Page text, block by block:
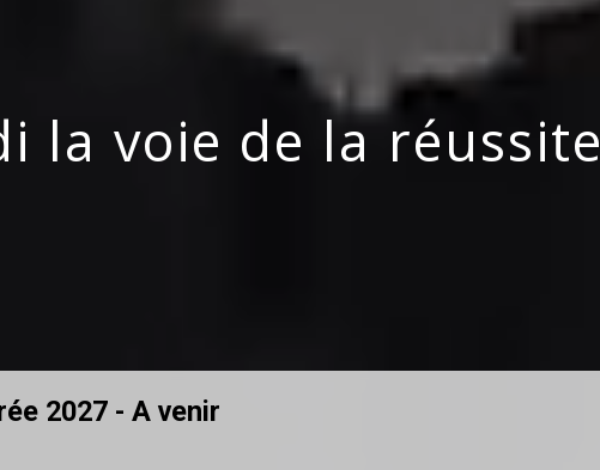
la voie de la réussite
2027 - A venir